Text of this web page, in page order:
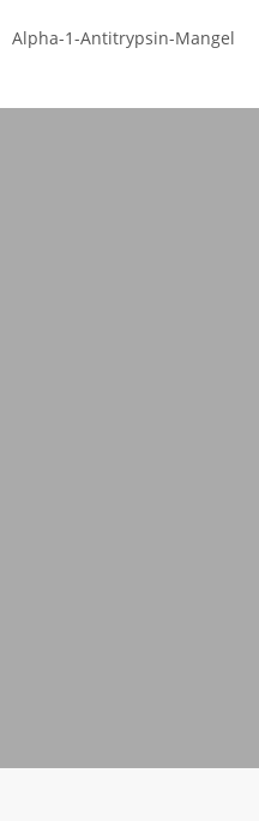
Alpha-1-Antitrypsin-Mangel